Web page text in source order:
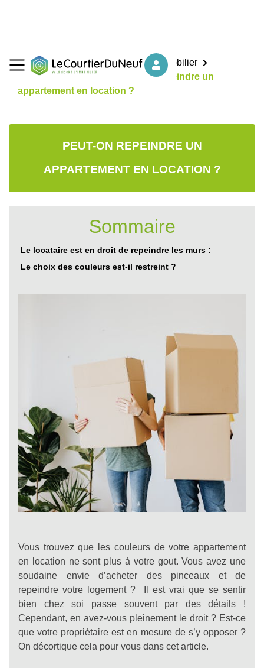
Accueil
Actualités du marché immobilier
Actualités en France
Peut-on repeindre un
appartement en location ?
PEUT-ON REPEINDRE UN
APPARTEMENT EN LOCATION ?
Sommaire
Le locataire est en droit de repeindre les murs :
Le choix des couleurs est-il restreint ?
Vous trouvez que les couleurs de votre appartement
en location ne sont plus à votre gout. Vous avez une
soudaine envie d’acheter des pinceaux et de
repeindre votre logement ? Il est vrai que se sentir
bien chez soi passe souvent par des détails !
Cependant, en avez-vous pleinement le droit ? Est-ce
que votre propriétaire est en mesure de s’y opposer ?
On décortique cela pour vous dans cet article.